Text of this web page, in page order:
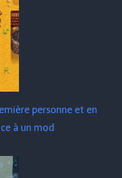
personne et en
à un mod